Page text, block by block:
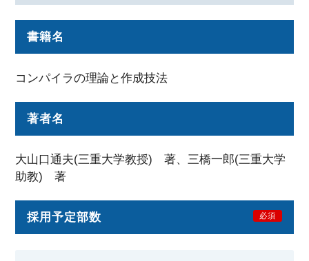
書籍名
コンパイラの理論と作成技法
著者名
大山口通夫(三重大学教授) 著、三橋一郎(三重大学
助教) 著
採用予定部数 必須